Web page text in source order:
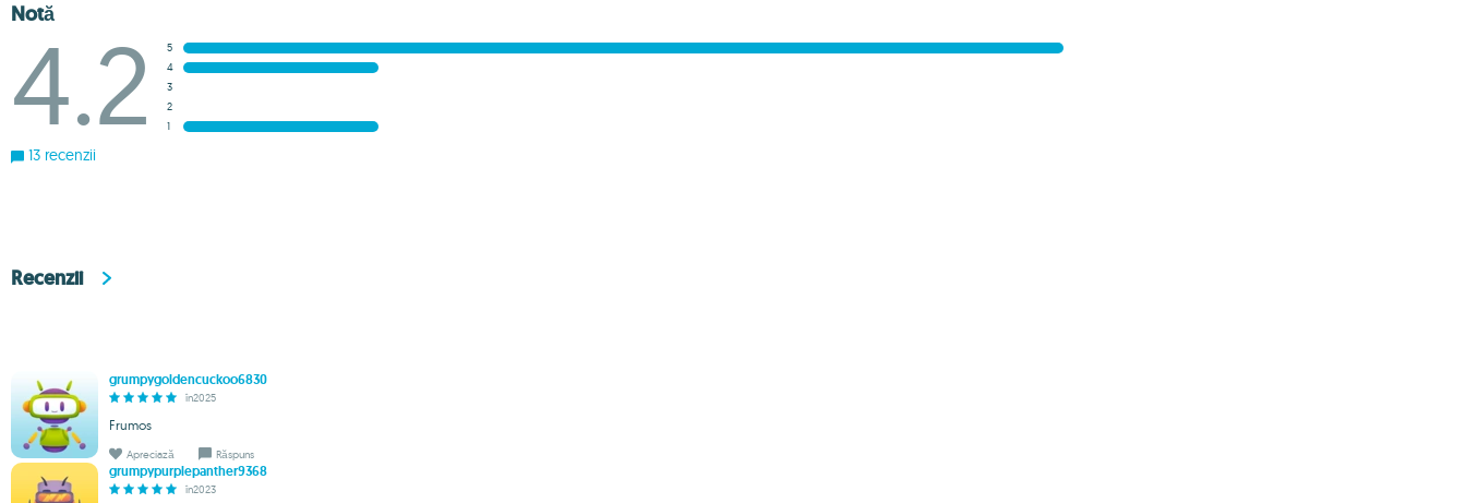
Notă
4.2
5
4
3
2
1
13 recenzii
Recenzii
grumpygoldencuckoo6830
în2025
Frumos
Apreciază Răspuns
grumpypurplepanther9368
în2023